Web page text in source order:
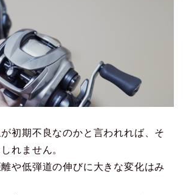
初期不良なのかと言われれば、そ
れません。
や低弾道の伸びに大きな変化はみ